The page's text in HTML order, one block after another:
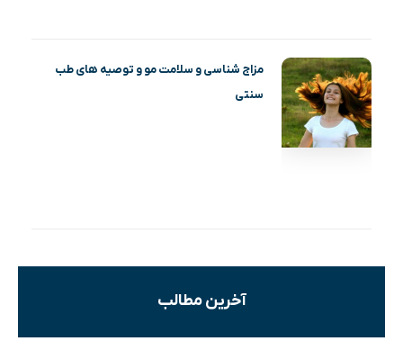
مزاج شناسی و سلامت مو و توصیه های طب
سنتی
آخرین مطالب